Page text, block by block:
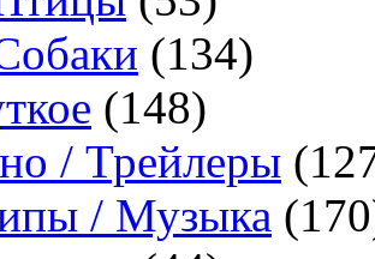
(134)
(148)
/ Трейлеры
/ Музыка